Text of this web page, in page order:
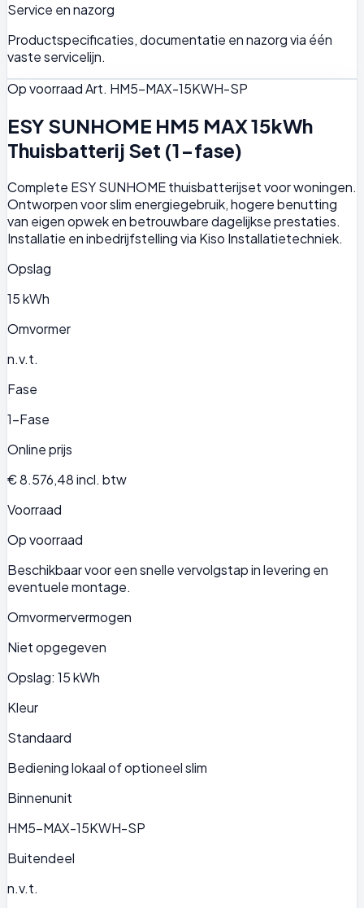
Service en nazorg
Productspecificaties, documentatie en nazorg via één
vaste servicelijn.
Op voorraadArt. HM5-MAX-15KWH-SP
ESY SUNHOME HM5 MAX 15kWh
Thuisbatterij Set (1-fase)
Complete ESY SUNHOME thuisbatterijset voor woningen.
Ontworpen voor slim energiegebruik, hogere benutting
van eigen opwek en betrouwbare dagelijkse prestaties.
Installatie en inbedrijfstelling via Kiso Installatietechniek.
Opslag
15 kWh
Omvormer
n.v.t.
Fase
1-Fase
Online prijs
€ 8.576,48incl. btw
Voorraad
Op voorraad
Beschikbaar voor een snelle vervolgstap in levering en
eventuele montage.
Omvormervermogen
Niet opgegeven
Opslag: 15 kWh
Kleur
Standaard
Bediening lokaal of optioneel slim
Binnenunit
HM5-MAX-15KWH-SP
Buitendeel
n.v.t.